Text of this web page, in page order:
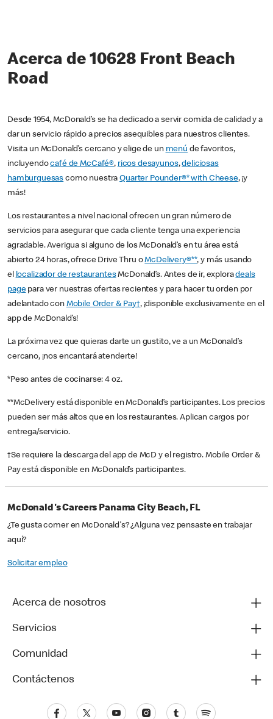
Acerca de 10628 Front Beach
Road
Desde 1954, McDonald’s se ha dedicado a servir comida de calidad y a
dar un servicio rápido a precios asequibles para nuestros clientes.
Visita un McDonald’s cercano y elige de un menú de favoritos,
incluyendocafé de McCafé®, ricos desayunos,deliciosas
hamburguesas como nuestraQuarter Pounder®* with Cheese, ¡y
más!
Los restaurantes a nivel nacional ofrecen un gran número de
servicios para asegurar que cada cliente tenga una experiencia
agradable. Averigua si alguno de los McDonald’s en tu área está
abierto 24 horas, ofrece Drive Thru oMcDelivery®**, y más usando
el localizador de restaurantesMcDonald’s. Antes de ir, exploradeals
pagepara ver nuestras ofertas recientes y para hacer tu orden por
adelantado con Mobile Order & Pay†, ¡disponible exclusivamente en el
app de McDonald’s!
La próxima vez que quieras darte un gustito, ve a un McDonald’s
cercano, ¡nos encantará atenderte!
*Peso antes de cocinarse: 4 oz.
**McDelivery está disponible en McDonald’s participantes. Los precios
pueden ser más altos que en los restaurantes. Aplican cargos por
entrega/servicio.
†Se requiere la descarga del app de McD y el registro. Mobile Order &
Pay está disponible en McDonald’s participantes.
McDonald's Careers Panama City Beach, FL
¿Te gusta comer en McDonald's? ¿Alguna vez pensaste en trabajar
aquí?
Solicitar empleo
Acerca de nosotros
Servicios
Comunidad
Contáctenos